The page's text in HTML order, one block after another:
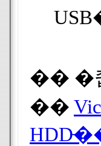
�� �
��